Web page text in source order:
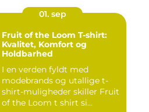
01. sep
Fruit of the Loom T-shirt:
Kvalitet, Komfort og
Holdbarhed
I en verden fyldt med
modebrands og utallige t-
shirt-muligheder skiller Fruit
of the Loom t shirt si...